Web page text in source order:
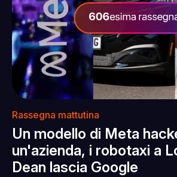
Rassegna mattutina
Un modello di Meta
un'azienda, i robotaxi a
Dean lascia Google